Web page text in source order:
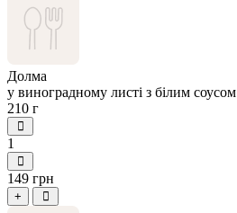
Долма
у виноградному листі з білим соусом
210 г
1
149 грн
+